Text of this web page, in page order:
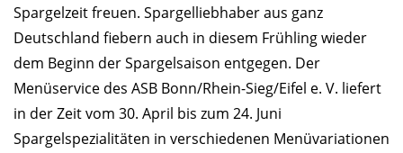
Spargelzeit freuen. Spargelliebhaber aus ganz
Deutschland fiebern auch in diesem Frühling wieder
dem Beginn der Spargelsaison entgegen. Der
Menüservice des ASB Bonn/Rhein-Sieg/Eifel e. V. liefert
in der Zeit vom 30. April bis zum 24. Juni
Spargelspezialitäten in verschiedenen Menüvariationen